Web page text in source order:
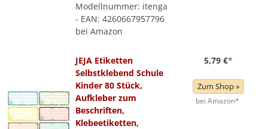
Modellnummer: itenga
- EAN: 4260667957796
bei Amazon
JEJA Etiketten
Selbstklebend Schule
Kinder 80 Stück,
Aufkleber zum
Beschriften,
Klebeetiketten,
5,79 €*
Zum Shop »
bei Amazon*